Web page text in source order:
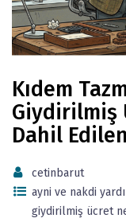
Kıdem
Giydirilmiş
Dahil
cetinbarut
ayni ve nakdi
giydirilmiş ücret